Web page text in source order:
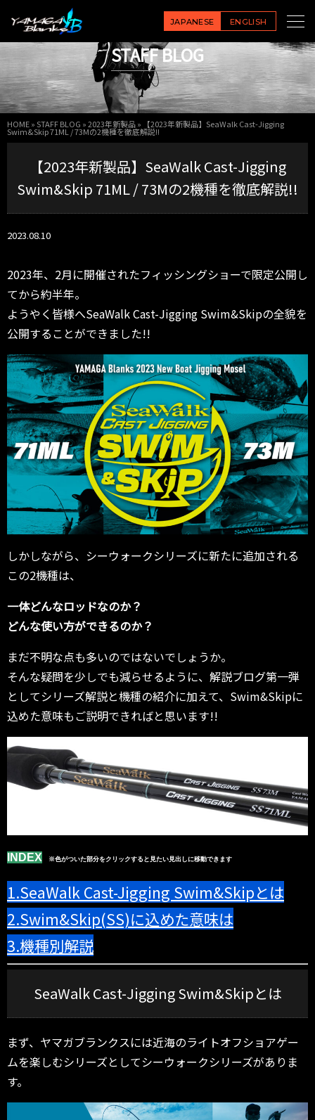
JAPANESE ENGLISH
STAFF BLOG
HOME»STAFF BLOG »2023年新製品» 【2023年新製品】SeaWalk Cast-Jigging
Swim&Skip 71ML / 73Mの2機種を徹底解説!!
【2023年新製品】SeaWalk Cast-Jigging
Swim&Skip 71ML / 73Mの2機種を徹底解説!!
2023.08.10
2023年、2月に開催されたフィッシングショーで限定公開し
てから約半年。
ようやく皆様へSeaWalk Cast-Jigging Swim&Skipの全貌を
公開することができました!!
しかしながら、シーウォークシリーズに新たに追加される
この2機種は、
一体どんなロッドなのか？
どんな使い方ができるのか？
まだ不明な点も多いのではないでしょうか。
そんな疑問を少しでも減らせるように、解説ブログ第一弾
としてシリーズ解説と機種の紹介に加えて、Swim&Skipに
込めた意味もご説明できればと思います!!
INDEX ※色がついた部分をクリックすると見たい見出しに移動できます
1.SeaWalk Cast-Jigging Swim&Skipとは
2.Swim&Skip(SS)に込めた意味は
3.機種別解説
SeaWalk Cast-Jigging Swim&Skipとは
まず、ヤマガブランクスには近海のライトオフショアゲー
ムを楽しむシリーズとしてシーウォークシリーズがありま
す。